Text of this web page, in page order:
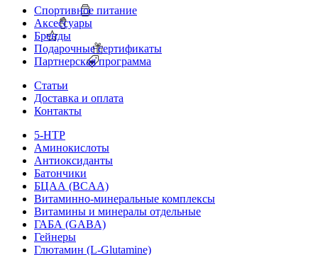
Спортивное питание
Аксессуары
Бренды
Подарочные сертификаты
Партнерская программа
Статьи
Доставка и оплата
Контакты
5-HTP
Аминокислоты
Антиоксиданты
Батончики
БЦАА (BCAA)
Витаминно-минеральные комплексы
Витамины и минералы отдельные
ГАБА (GABA)
Гейнеры
Глютамин (L-Glutamine)